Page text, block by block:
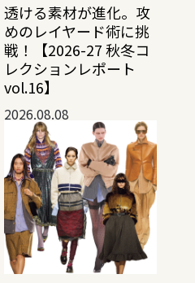
透ける素材が進化。攻
めのレイヤード術に挑
戦！【2026-27 秋冬コ
レクションレポート
vol.16】
2026.08.08